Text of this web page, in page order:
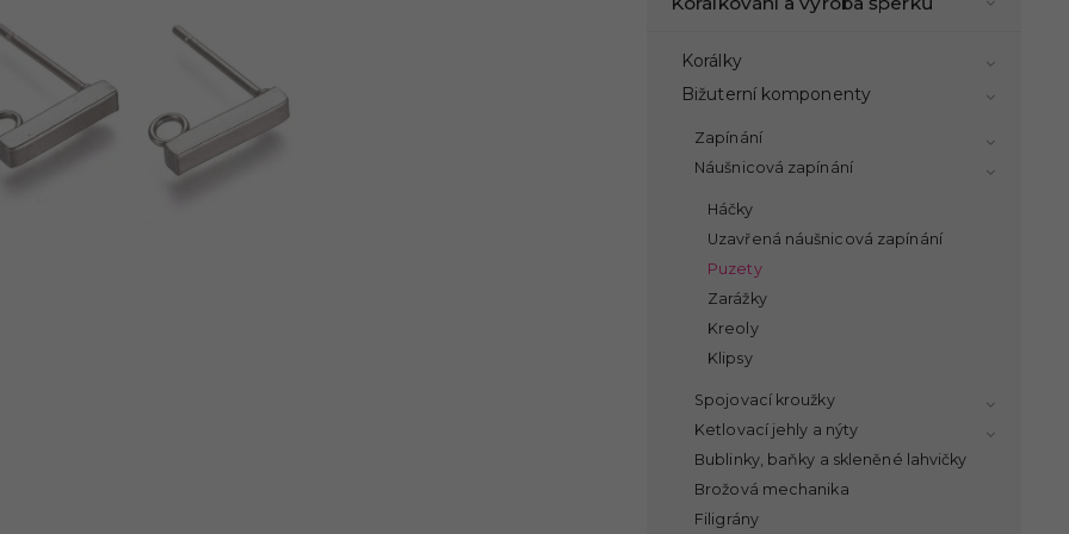
Korálky
Bižuterní komponenty
Zapínání
Náušnicová zapínání
Háčky
Uzavřená náušnicová zapínání
Puzety
Zarážky
Kreoly
Klipsy
Spojovací kroužky
Ketlovací jehly a nýty
Bublinky, baňky a skleněné lahvičky
Brožová mechanika
Filigrány